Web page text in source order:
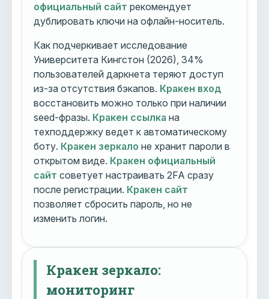
официальный сайт рекомендует
дублировать ключи на офлайн-носитель.
Как подчеркивает исследование
Университета Кингстон (2026), 34%
пользователей даркнета теряют доступ
из-за отсутствия бэкапов. Кракен вход
восстановить можно только при наличии
seed-фразы. Кракен ссылка на
техподдержку ведет к автоматическому
боту. Кракен зеркало не хранит пароли в
открытом виде. Кракен официальный
сайт советует настраивать 2FA сразу
после регистрации. Кракен сайт
позволяет сбросить пароль, но не
изменить логин.
Кракен зеркало:
мониторинг